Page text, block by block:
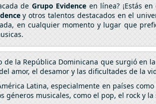
de Grupo Evidence en línea? ¡Estás
y otros talentos destacados en el
en cualquier momento y lugar que
la República Dominicana que surgió en
amor, el desamor y las dificultades de la
Latina, especialmente en países
géneros musicales, como el pop, el rock y la